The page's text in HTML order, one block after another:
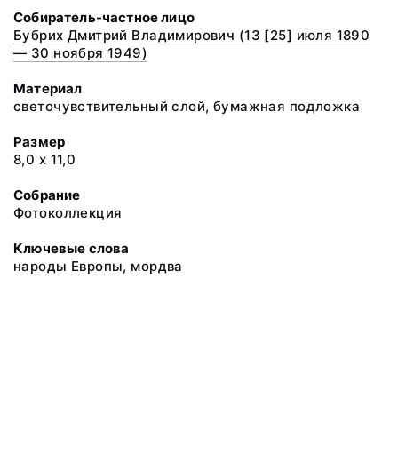
Собиратель-частное лицо
Бубрих Дмитрий Владимирович (13 [25] июля 1890
— 30 ноября 1949)
Материал
светочувствительный слой, бумажная подложка
Размер
8,0 х 11,0
Собрание
Фотоколлекция
Ключевые слова
народы Европы, мордва